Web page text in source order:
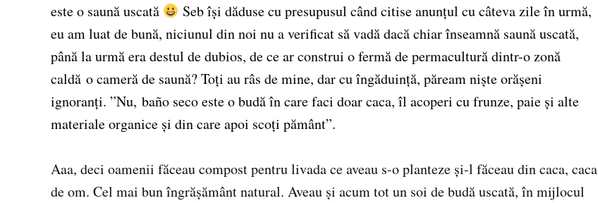
este o saună uscată
Seb își dăduse cu presupusul când citise anunțul cu câteva zile în urmă,
eu am luat de bună, niciunul din noi nu a verificat să vadă dacă chiar înseamnă saună uscată,
până la urmă era destul de dubios, de ce ar construi o fermă de permacultură dintr-o zonă
caldă o cameră de saună? Toți au râs de mine, dar cu îngăduință, păream niște orășeni
ignoranți. ”Nu, baño seco este o budă în care faci doar caca, îl acoperi cu frunze, paie și alte
materiale organice și din care apoi scoți pământ”.
Aaa, deci oamenii făceau compost pentru livada ce aveau s-o planteze și-l făceau din caca, caca
de om. Cel mai bun îngrășământ natural. Aveau și acum tot un soi de budă uscată, în mijlocul